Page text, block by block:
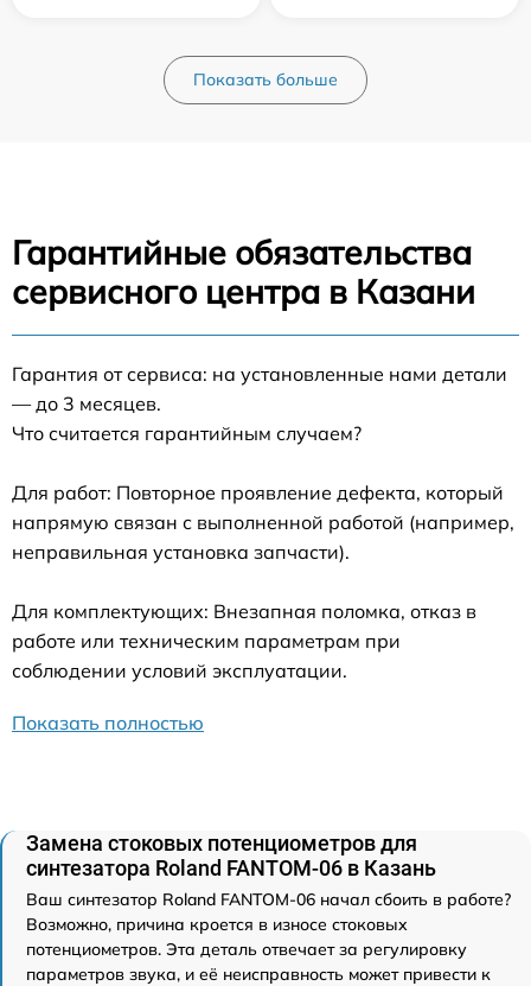
Показать больше
Гарантийные обязательства
сервисного центра в Казани
Гарантия от сервиса: на установленные нами детали
— до 3 месяцев.
Что считается гарантийным случаем?
Для работ: Повторное проявление дефекта, который
напрямую связан с выполненной работой (например,
неправильная установка запчасти).
Для комплектующих: Внезапная поломка, отказ в
работе или техническим параметрам при
соблюдении условий эксплуатации.
Показать полностью
Замена стоковых потенциометров для
синтезатора Roland FANTOM-06 в Казань
Ваш синтезатор Roland FANTOM-06 начал сбоить в работе?
Возможно, причина кроется в износе стоковых
потенциометров. Эта деталь отвечает за регулировку
параметров звука, и её неисправность может привести к